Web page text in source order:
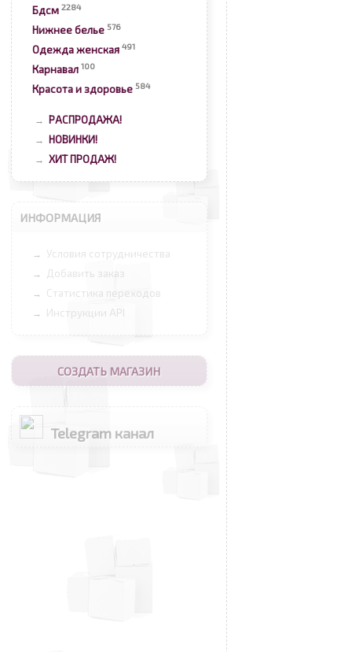
Бдсм 2284
Нижнее белье 576
Одежда женская 491
Карнавал 100
Красота и здоровье 584
→ РАСПРОДАЖА!
→ НОВИНКИ!
→ ХИТ ПРОДАЖ!
ИНФОРМАЦИЯ
→ Условия сотрудничества
→ Добавить заказ
→ Статистика переходов
→ Инструкции API
СОЗДАТЬ МАГАЗИН
Telegram канал